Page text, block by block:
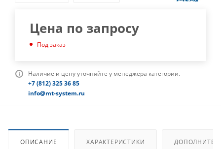
Цена по запросу
Под заказ
Наличие и цену уточняйте у менеджера категории.
+7 (812) 325 36 85
info@mt-system.ru
ОПИСАНИЕ ХАРАКТЕРИСТИКИ